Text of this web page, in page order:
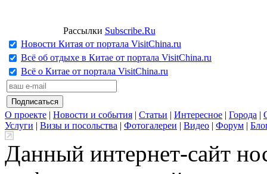
Рассылки Subscribe.Ru
Новости Китая от портала VisitChina.ru
Всё об отдыхе в Китае от портала VisitChina.ru
Всё о Китае от портала VisitChina.ru
О проекте | Новости и события | Статьи | Интересное | Города |
Услуги | Визы и посольства | Фотогалереи | Видео | Форум |
Данный интернет-сайт